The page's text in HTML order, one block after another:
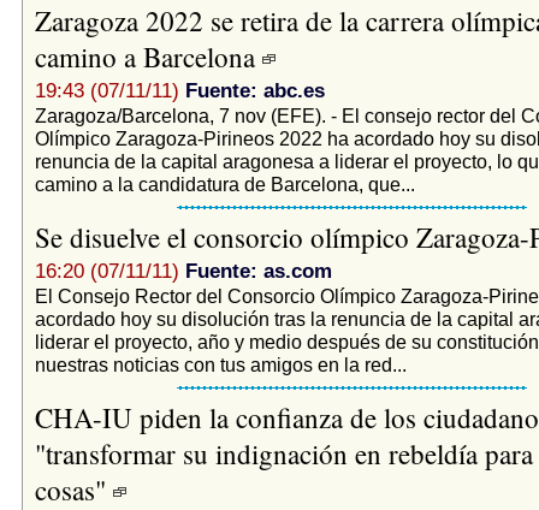
Zaragoza 2022 se retira de la carrera
camino a Barcelona
19:43 (07/11/11) Fuente: abc.es
Zaragoza/Barcelona, 7 nov (EFE). - El consejo rector del
Olímpico Zaragoza-Pirineos 2022 ha acordado hoy su
renuncia de la capital aragonesa a liderar el proyecto, lo
camino a la candidatura de Barcelona, que...
Se disuelve el consorcio olímpico
16:20 (07/11/11) Fuente: as.com
El Consejo Rector del Consorcio Olímpico Zaragoza-
acordado hoy su disolución tras la renuncia de la capital
liderar el proyecto, año y medio después de su
nuestras noticias con tus amigos en la red...
CHA-IU piden la confianza de los
"transformar su indignación en rebeldía
cosas"